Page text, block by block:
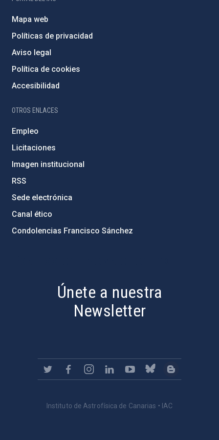
Mapa web
Políticas de privacidad
Aviso legal
Política de cookies
Accesibilidad
OTROS ENLACES
Empleo
Licitaciones
Imagen institucional
RSS
Sede electrónica
Canal ético
Condolencias Francisco Sánchez
Únete a nuestra
Newsletter
Instituto de Astrofísica de Canarias • IAC